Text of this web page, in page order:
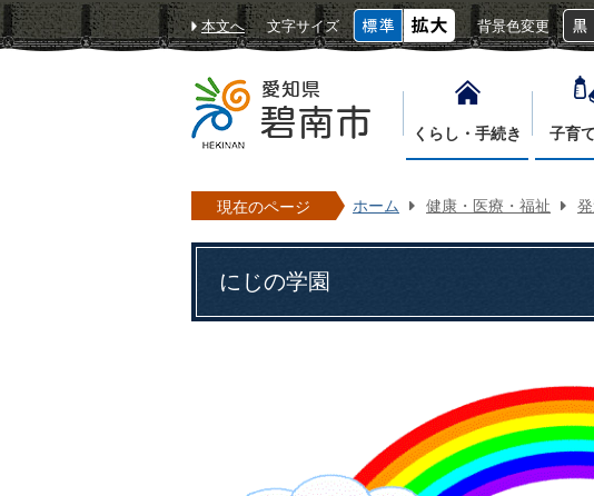
本文へ 文字サイズ 背景色変更
くらし・手続き 子育
現在のページ ホーム 健康・医療・福祉
にじの学園